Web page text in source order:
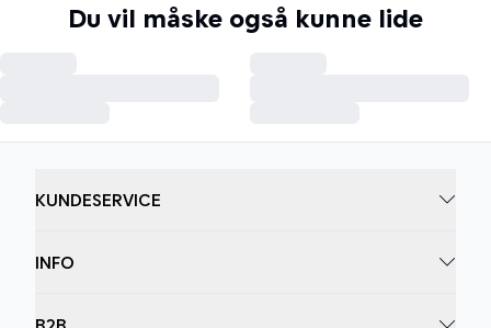
Du vil måske også kunne lide
KUNDESERVICE
INFO